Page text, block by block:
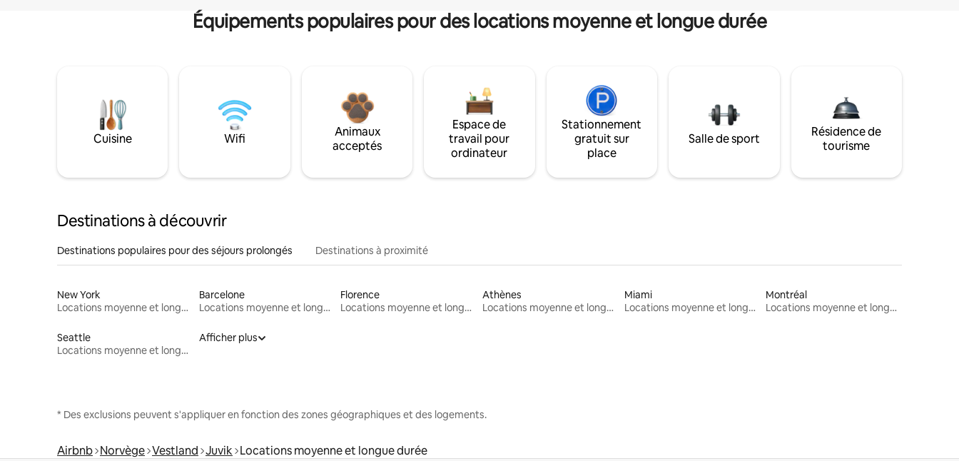
Équipements populaires pour des locations moyenne et longue durée
Cuisine Wifi
Animaux
acceptés
Espace de
travail pour
ordinateur
Stationnement
gratuit sur
place
Salle de sport
Résidence de
tourisme
Destinations à découvrir
Destinations populaires pour des séjours prolongés Destinations à proximité
New York
Locations moyenne et longue durée
Barcelone
Locations moyenne et longue durée
Florence
Locations moyenne et longue durée
Athènes
Locations moyenne et longue durée
Miami
Locations moyenne et longue durée
Montréal
Locations moyenne et longue durée
Seattle
Locations moyenne et longue durée
Afficher plus
* Des exclusions peuvent s'appliquer en fonction des zones géographiques et des logements.
Airbnb Norvège Vestland Juvik Locations moyenne et longue durée